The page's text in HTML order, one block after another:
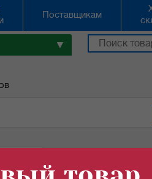
Поставщикам
▼